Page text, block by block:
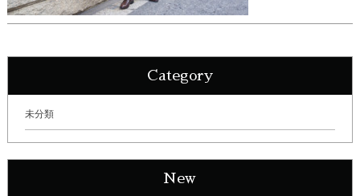
Category
未分類
New